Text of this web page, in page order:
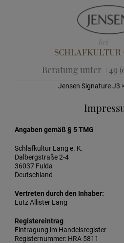
Beratung unter +49
Jensen Signature J3
Angaben gemäß § 5 TMG
Schlafkultur Lang e. K.
Dalbergstraße 2-4
36037 Fulda
Deutschland
Vertreten durch den Inhaber:
Lutz Allister Lang
Registereintrag
Eintragung im Handelsregister
Registernummer: HRA 5811